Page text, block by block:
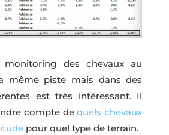
monitoring des chevaux au
même piste mais dans des
est très intéressant. Il
compte dequels chevaux
pour quel type de terrain.